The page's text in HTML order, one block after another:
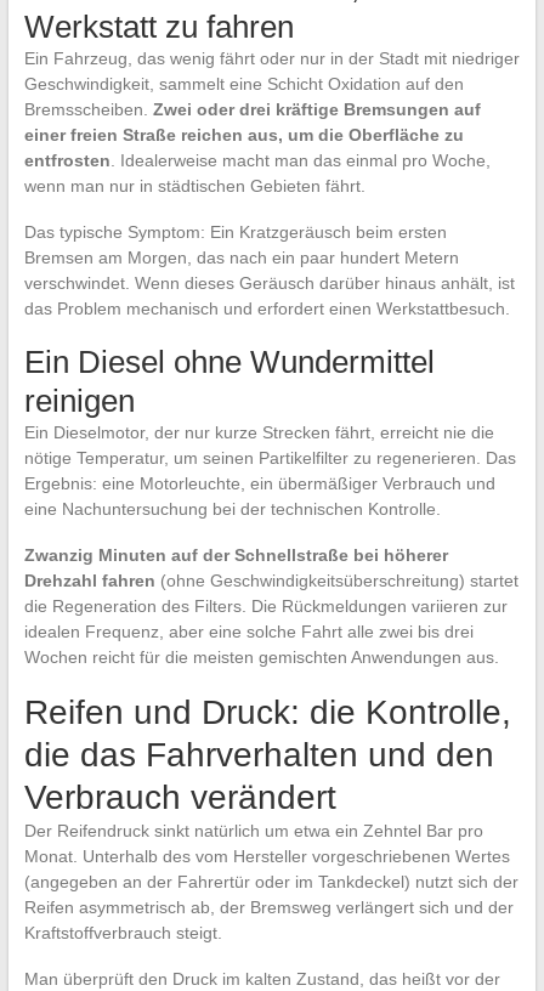
Werkstatt zu fahren
Ein Fahrzeug, das wenig fährt oder nur in der Stadt mit niedriger
Geschwindigkeit, sammelt eine Schicht Oxidation auf den
Bremsscheiben. Zwei oder drei kräftige Bremsungen auf
einer freien Straße reichen aus, um die Oberfläche zu
entfrosten . Idealerweise macht man das einmal pro Woche,
wenn man nur in städtischen Gebieten fährt.
Das typische Symptom: Ein Kratzgeräusch beim ersten
Bremsen am Morgen, das nach ein paar hundert Metern
verschwindet. Wenn dieses Geräusch darüber hinaus anhält, ist
das Problem mechanisch und erfordert einen Werkstattbesuch.
Ein Diesel ohne Wundermittel
reinigen
Ein Dieselmotor, der nur kurze Strecken fährt, erreicht nie die
nötige Temperatur, um seinen Partikelfilter zu regenerieren. Das
Ergebnis: eine Motorleuchte, ein übermäßiger Verbrauch und
eine Nachuntersuchung bei der technischen Kontrolle.
Zwanzig Minuten auf der Schnellstraße bei höherer
Drehzahl fahren (ohne Geschwindigkeitsüberschreitung) startet
die Regeneration des Filters. Die Rückmeldungen variieren zur
idealen Frequenz, aber eine solche Fahrt alle zwei bis drei
Wochen reicht für die meisten gemischten Anwendungen aus.
Reifen und Druck: die Kontrolle,
die das Fahrverhalten und den
Verbrauch verändert
Der Reifendruck sinkt natürlich um etwa ein Zehntel Bar pro
Monat. Unterhalb des vom Hersteller vorgeschriebenen Wertes
(angegeben an der Fahrertür oder im Tankdeckel) nutzt sich der
Reifen asymmetrisch ab, der Bremsweg verlängert sich und der
Kraftstoffverbrauch steigt.
Man überprüft den Druck im kalten Zustand, das heißt vor der